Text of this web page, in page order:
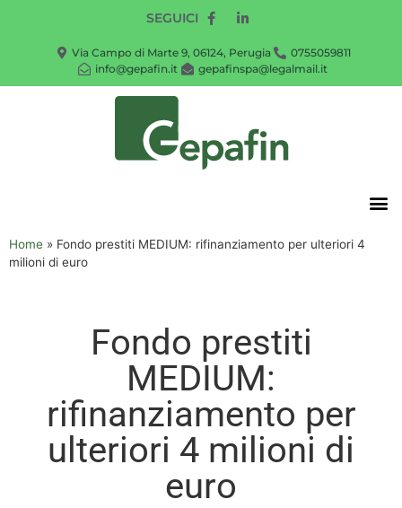
SEGUICI
Via Campo di Marte 9, 06124, Perugia
0755059811
info@gepafin.it
gepafinspa@legalmail.it
Home » Fondo prestiti MEDIUM: rifinanziamento per ulteriori 4
milioni di euro
Fondo prestiti
MEDIUM:
rifinanziamento per
ulteriori 4 milioni di
euro